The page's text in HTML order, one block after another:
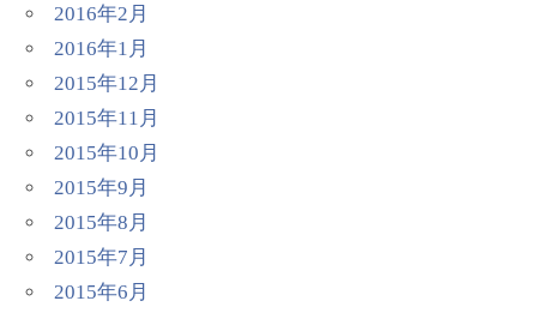
2016年2月
2016年1月
2015年12月
2015年11月
2015年10月
2015年9月
2015年8月
2015年7月
2015年6月